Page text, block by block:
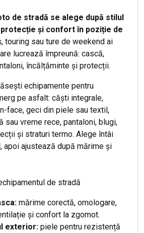
de stradă se alege după stilul
și confort în poziție de
touring sau ture de weekend ai
lucrează împreună: cască,
încălțăminte și protecții.
echipamente pentru
pe asfalt: căști integrale,
face, geci din piele sau textil,
sau vreme rece, pantaloni, blugi,
și straturi termo. Alege întâi
apoi ajustează după mărime și
de stradă
mărime corectă, omologare,
și confort la zgomot.
exterior: piele pentru rezistență